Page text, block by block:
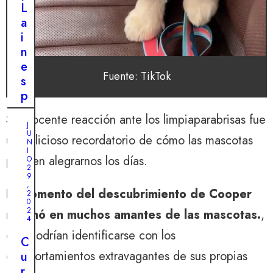
Fuente: TikTok
Su inocente reacción ante los limpiaparabrisas fue
un delicioso recordatorio de cómo las mascotas
pueden alegrarnos los días.
El momento del descubrimiento de Cooper
resonó en muchos amantes de las mascotas.,
que podrían identificarse con los
comportamientos extravagantes de sus propias
L
a
i
n
e
s
p
e
d
m
e
g
c
a
A
B
R
I
L
3
0
,
2
0
2
E
l
J
U
N
I
O
2
9
,
2
0
2
4
C
u